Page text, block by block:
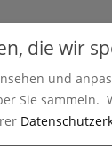
die wir
und
Sie sammeln.